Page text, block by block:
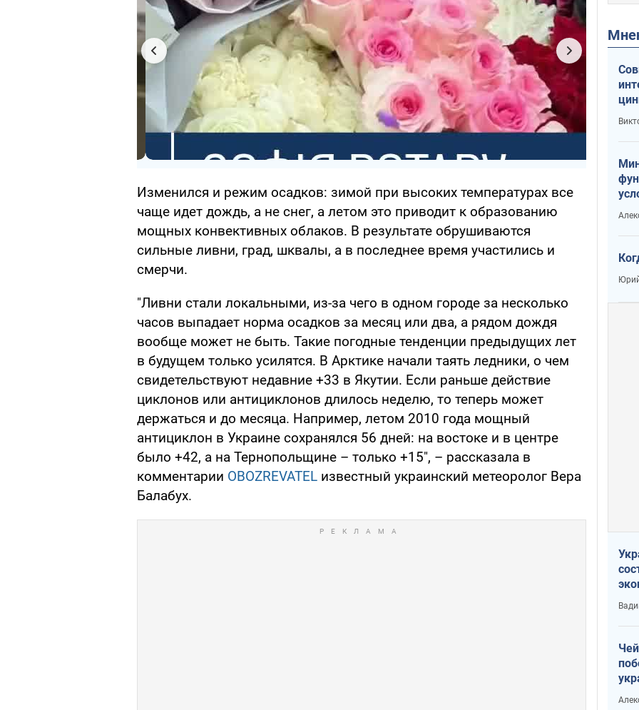
Изменился и режим осадков: зимой при высоких температурах все
чаще идет дождь, а не снег, а летом это приводит к образованию
мощных конвективных облаков. В результате обрушиваются
сильные ливни, град, шквалы, а в последнее время участились и
смерчи.
"Ливни стали локальными, из-за чего в одном городе за несколько
часов выпадает норма осадков за месяц или два, а рядом дождя
вообще может не быть. Такие погодные тенденции предыдущих лет
в будущем только усилятся. В Арктике начали таять ледники, о чем
свидетельствуют недавние +33 в Якутии. Если раньше действие
циклонов или антициклонов длилось неделю, то теперь может
держаться и до месяца. Например, летом 2010 года мощный
антициклон в Украине сохранялся 56 дней: на востоке и в центре
было +42, а на Тернопольщине – только +15", – рассказала в
комментарии OBOZREVATEL известный украинский метеоролог Вера
Балабух.